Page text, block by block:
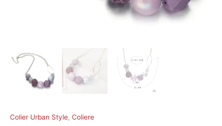
Colier Urban Style, Coliere